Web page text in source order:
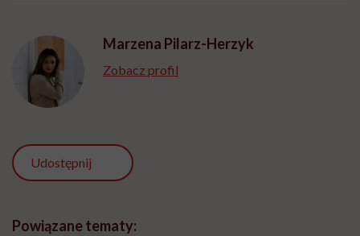
Marzena Pilarz-Herzyk
Zobacz profil
Udostępnij
Powiązane tematy: